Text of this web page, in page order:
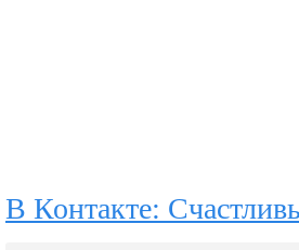
В Контакте: